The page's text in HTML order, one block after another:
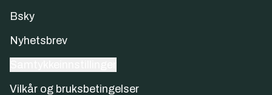
Bsky
Nyhetsbrev
Vilkår og bruksbetingelser